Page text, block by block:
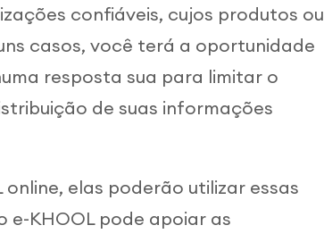
confiáveis, cujos produtos ou
casos, você terá a oportunidade
resposta sua para limitar o
de suas informações
elas poderão utilizar essas
KHOOL pode apoiar as